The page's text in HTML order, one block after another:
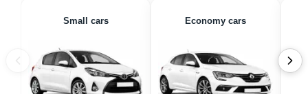
Small cars Economy cars